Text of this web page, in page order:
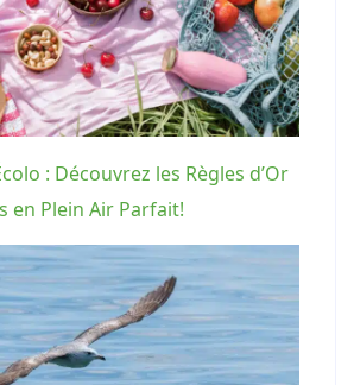
: Découvrez les Règles d’Or
en Plein Air Parfait!